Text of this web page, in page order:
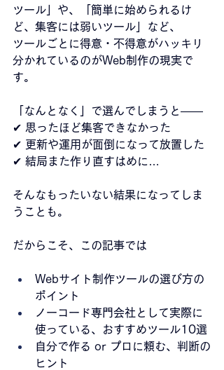
ツール」や、「簡単に始められるけ
ど、集客には弱いツール」など、
ツールごとに得意・不得意がハッキリ
分かれているのがWeb制作の現実で
す。
「なんとなく」で選んでしまうと――
✔ 思ったほど集客できなかった
✔ 更新や運用が面倒になって放置した
✔ 結局また作り直すはめに…
そんなもったいない結果になってしま
うことも。
だからこそ、この記事では
Webサイト制作ツールの選び方の
ポイント
ノーコード専門会社として実際に
使っている、おすすめツール10選
自分で作る or プロに頼む、判断の
ヒント